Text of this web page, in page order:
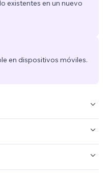
existentes en un nuevo
en dispositivos móviles.